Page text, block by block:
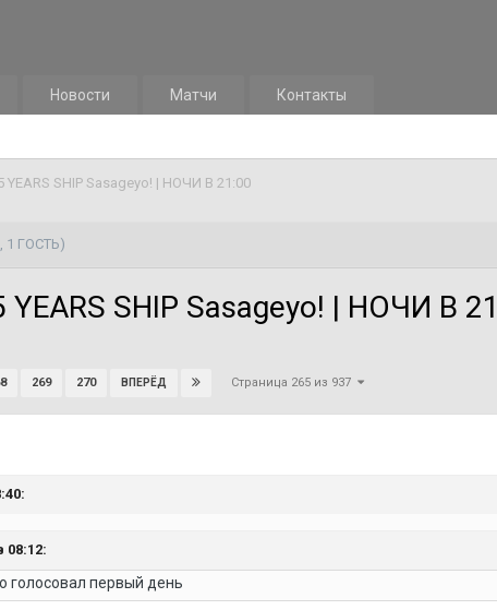
Новости Матчи Контакты
SHIP Sasageyo! | НОЧИ В 21:00
1 ГОСТЬ)
SHIP Sasageyo! | НОЧИ В
269 270 ВПЕРЁД Страница 265 из 937
08:12:
голосовал первый день